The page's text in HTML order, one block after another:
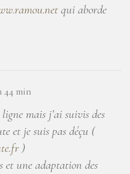
qui aborde
44 min
mais j’ai suivis des
et je suis pas déçu (
)
une adaptation des